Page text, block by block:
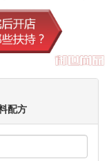
配方